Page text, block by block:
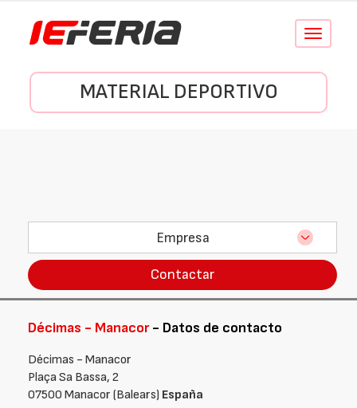
Conmutar
MATERIAL DEPORTIVO
Empresa
Contactar
Décimas - Manacor- Datos de contacto
Décimas - Manacor
Plaça Sa Bassa, 2
07500 Manacor (Balears) España